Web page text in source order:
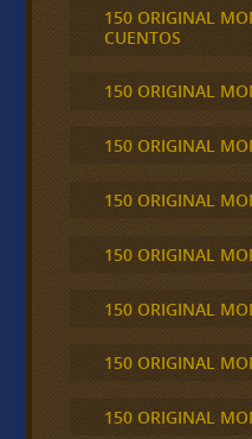
150 ORIGINAL
CUENTOS
150 ORIGINAL
150 ORIGINAL
150 ORIGINAL
150 ORIGINAL
150 ORIGINAL
150 ORIGINAL
150 ORIGINAL